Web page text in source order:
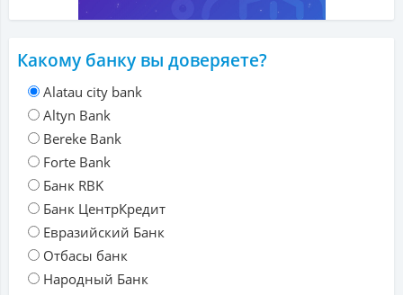
Какому банку вы доверяете?
Alatau city bank
Altyn Bank
Bereke Bank
Forte Bank
Банк RBK
Банк ЦентрКредит
Евразийский Банк
Отбасы банк
Народный Банк